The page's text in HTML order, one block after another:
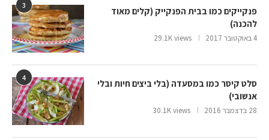
3
פנקייקים כמו בבית הפנקייק (קלים מאוד
להכנה)
4 באוקטובר 2017 29.1K views
4
סלט קיסר כמו במסעדה (בלי ביצים חיות ובלי
אנשובי)
28 בדצמבר 2016 30.1K views